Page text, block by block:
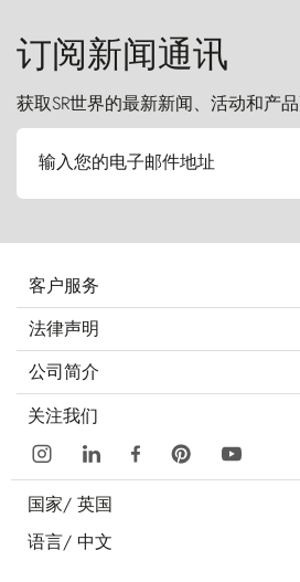
订阅新闻通讯
获取SR世界的最新新闻、活动和产
输入您的电子邮件地址
客户服务
法律声明
公司简介
关注我们
国家/ 英国
语言/ 中文